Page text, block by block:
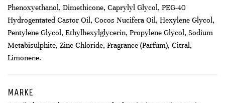
Phenoxyethanol, Dimethicone, Caprylyl Glycol, PEG-40
Hydrogentated Castor Oil, Cocos Nucifera Oil, Hexylene Glycol,
Pentylene Glycol, Ethylhexylglycerin, Propylene Glycol, Sodium
Metabisulphite, Zinc Chloride, Fragrance (Parfum), Citral,
Limonene.
MARKE